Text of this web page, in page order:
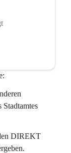
DIREKT